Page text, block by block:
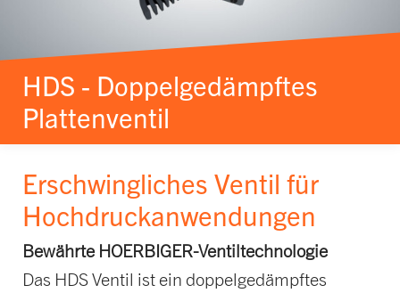
HDS - Doppelgedämpftes
Plattenventil
Erschwingliches Ventil für
Hochdruckanwendungen
Bewährte HOERBIGER-Ventiltechnologie
Das HDS Ventil ist ein doppelgedämpftes